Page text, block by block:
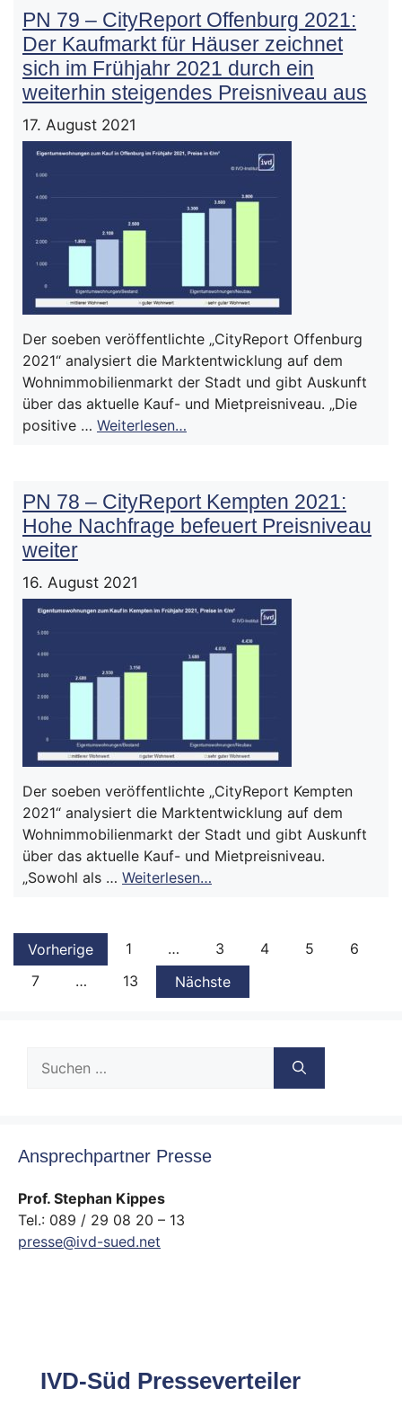
PN 79 – CityReport Offenburg 2021:
Der Kaufmarkt für Häuser zeichnet
sich im Frühjahr 2021 durch ein
weiterhin steigendes Preisniveau aus
17. August 2021
Der soeben veröffentlichte „CityReport Offenburg
2021“ analysiert die Marktentwicklung auf dem
Wohnimmobilienmarkt der Stadt und gibt Auskunft
über das aktuelle Kauf- und Mietpreisniveau. „Die
positive … Weiterlesen…
PN 78 – CityReport Kempten 2021:
Hohe Nachfrage befeuert Preisniveau
weiter
16. August 2021
Der soeben veröffentlichte „CityReport Kempten
2021“ analysiert die Marktentwicklung auf dem
Wohnimmobilienmarkt der Stadt und gibt Auskunft
über das aktuelle Kauf- und Mietpreisniveau.
„Sowohl als … Weiterlesen…
Vorherige 1 … 3 4 5
6
7
… 13 Nächste
nach:
Ansprechpartner Presse
Prof. Stephan Kippes
Tel.: 089 / 29 08 20 – 13
presse@ivd-sued.net